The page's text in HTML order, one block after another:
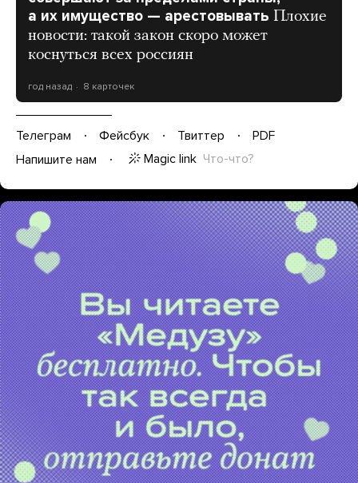
а их имущество — арестовывать Плохие
новости: такой закон скоро может
коснуться всех россиян
год назад 8 карточек
Телеграм Фейсбук Твиттер
PDF
Напишите нам
Magic link Что-что?